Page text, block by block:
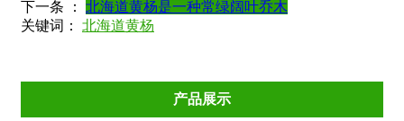
下一条 ：
北海道黄杨是一种常绿阔叶乔木
关键词： 北海道黄杨
产品展示